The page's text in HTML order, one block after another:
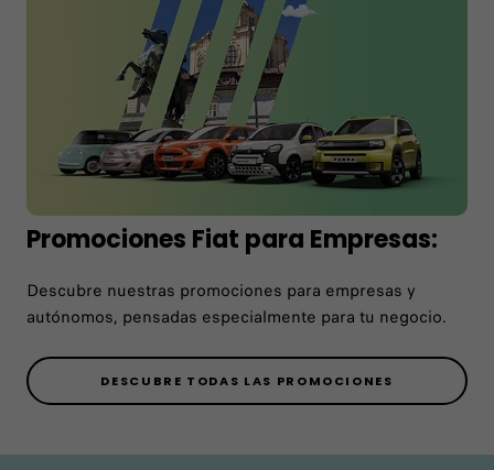
Promociones Fiat para Empresas:
Descubre nuestras promociones para empresas y
autónomos, pensadas especialmente para tu negocio.
DESCUBRE TODAS LAS PROMOCIONES